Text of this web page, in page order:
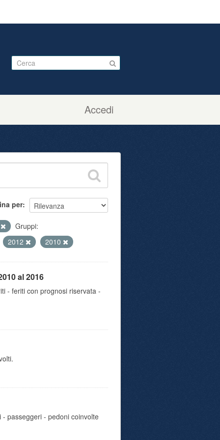
Accedi
per
Gruppi:
2012
2010
al 2016
- feriti con prognosi riservata -
passeggeri - pedoni coinvolte